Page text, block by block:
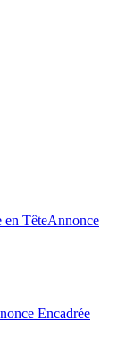
en TêteAnnonce
Encadrée